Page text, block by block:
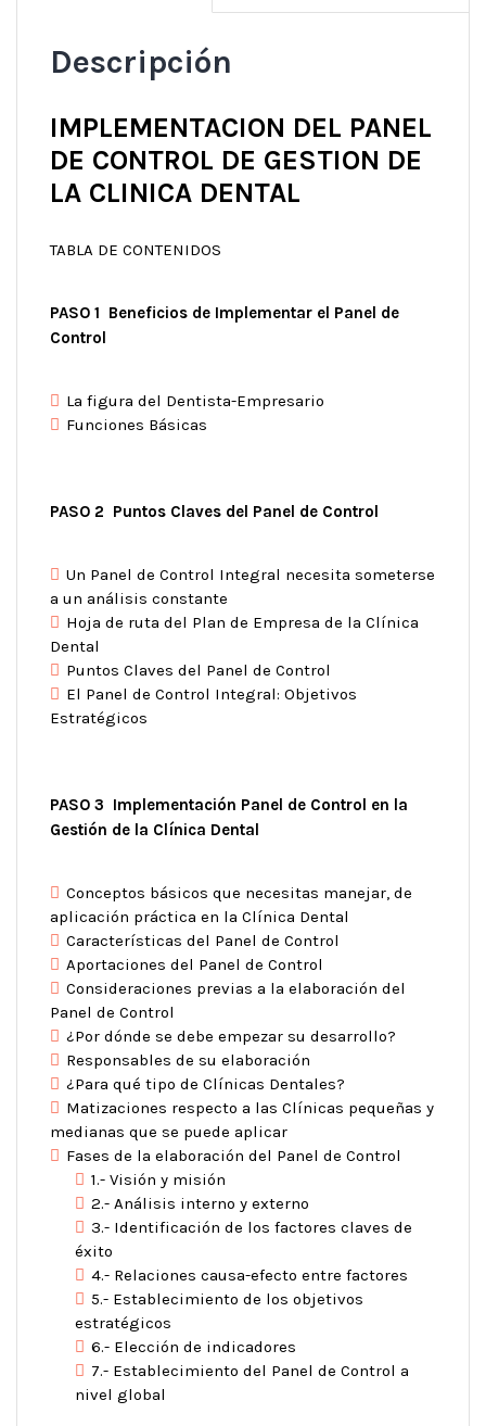
Descripción
IMPLEMENTACION DEL PANEL
DE CONTROL DE GESTION DE
LA CLINICA DENTAL
TABLA DE CONTENIDOS
PASO 1 Beneficios de Implementar el Panel de
Control
La figura del Dentista-Empresario
Funciones Básicas
PASO 2 Puntos Claves del Panel de Control
Un Panel de Control Integral necesita someterse
a un análisis constante
Hoja de ruta del Plan de Empresa de la Clínica
Dental
Puntos Claves del Panel de Control
El Panel de Control Integral: Objetivos
Estratégicos
PASO 3 Implementación Panel de Control en la
Gestión de la Clínica Dental
Conceptos básicos que necesitas manejar, de
aplicación práctica en la Clínica Dental
Características del Panel de Control
Aportaciones del Panel de Control
Consideraciones previas a la elaboración del
Panel de Control
¿Por dónde se debe empezar su desarrollo?
Responsables de su elaboración
¿Para qué tipo de Clínicas Dentales?
Matizaciones respecto a las Clínicas pequeñas y
medianas que se puede aplicar
Fases de la elaboración del Panel de Control
1.- Visión y misión
2.- Análisis interno y externo
3.- Identificación de los factores claves de
éxito
4.- Relaciones causa-efecto entre factores
5.- Establecimiento de los objetivos
estratégicos
6.- Elección de indicadores
7.- Establecimiento del Panel de Control a
nivel global